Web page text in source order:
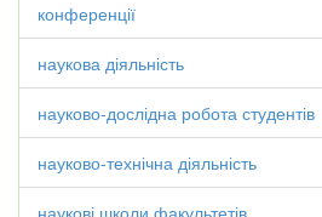
конференції
наукова діяльність
науково-дослідна робота студентів
науково-технічна діяльність
наукові школи факультетів